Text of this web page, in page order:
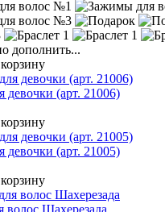
дополнить...
девочки (арт. 21006)
девочки (арт. 21005)
волос Шахерезада